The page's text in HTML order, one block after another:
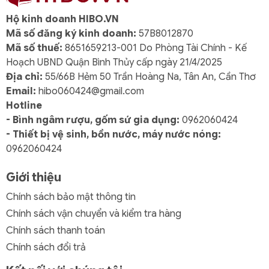
Chịu tải tốt, phù hợp cho người lớn sử dụng
thường xuyên
Có thể xếp chồng nhiều ghế khi cất giữ
Ứng dụng linh hoạt trong nhiều không gian
Nhà ở: phòng ăn, phòng khách, sân vườn
Kinh doanh: nhà hàng, quán café, tiệc cưới
Hội trường, khu chờ, sự kiện lớn nhỏ
Màu sắc sang trọng – độ bền màu cao
Trắng – Xám – Nâu
→ Gam màu hiện đại, phù hợp nội thất cao cấp
Quy cách đóng kiện
👉10 cái/kiện— tối ưu cho khách mua sỉ và dự án
Hộ kinh doanh HIBO.VN
Mã số đăng ký kinh doanh: 57B8012870
Mã số thuế: 8651659213-001 Do Phòng Tài Chính - Kế
Hoạch UBND Quận Bình Thủy cấp ngày 21/4/2025
Địa chỉ: 55/66B Hẻm 50 Trần Hoàng Na, Tân An, Cần Thơ
Email: hibo060424@gmail.com
Hotline
- Bình ngâm rượu, gốm sứ gia dụng: 0962060424
- Thiết bị vệ sinh, bồn nước, máy nước nóng:
0962060424
Giới thiệu
Chính sách bảo mật thông tin
Chính sách vận chuyển và kiểm tra hàng
Chính sách thanh toán
Chính sách đổi trả